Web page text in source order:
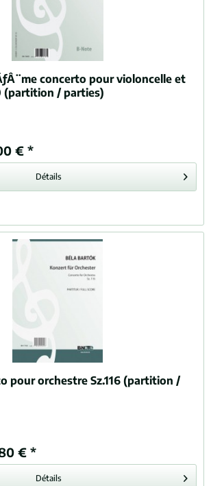
concerto pour violoncelle et
(partition / parties)
€ *
Détails
pour orchestre Sz.116 (partition /
€ *
Détails